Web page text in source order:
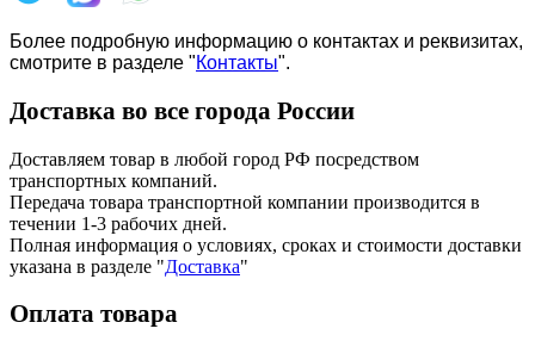
Более подробную информацию о контактах и реквизитах,
смотрите в разделе "Контакты".
Доставка во все города России
Доставляем товар в любой город РФ посредством
транспортных компаний.
Передача товара транспортной компании производится в
течении 1-3 рабочих дней.
Полная информация о условиях, сроках и стоимости доставки
указана в разделе "Доставка"
Оплата товара